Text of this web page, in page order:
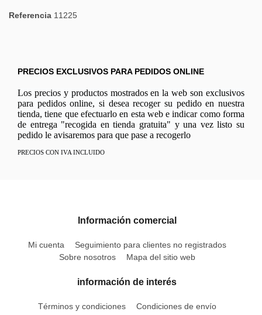
Referencia 11225
PRECIOS EXCLUSIVOS PARA PEDIDOS ONLINE
Los precios y productos mostrados en la web son exclusivos
para pedidos online, si desea recoger su pedido en nuestra
tienda, tiene que efectuarlo en esta web e indicar como forma
de entrega "recogida en tienda gratuita" y una vez listo su
pedido le avisaremos para que pase a recogerlo
PRECIOS CON IVA INCLUIDO
Información comercial
Mi cuenta
Seguimiento para clientes no registrados
Sobre nosotros
Mapa del sitio web
información de interés
Términos y condiciones Condiciones de envío